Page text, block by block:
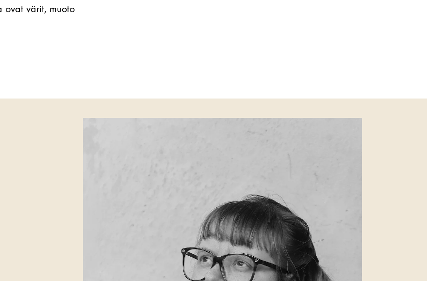
ovat värit, muoto